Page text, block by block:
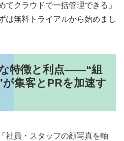
てクラウドで一括管理できる」
は無料トライアルから始めまし
特徴と利点――“組
集客とPRを加速す
社員・スタッフの顔写真を軸